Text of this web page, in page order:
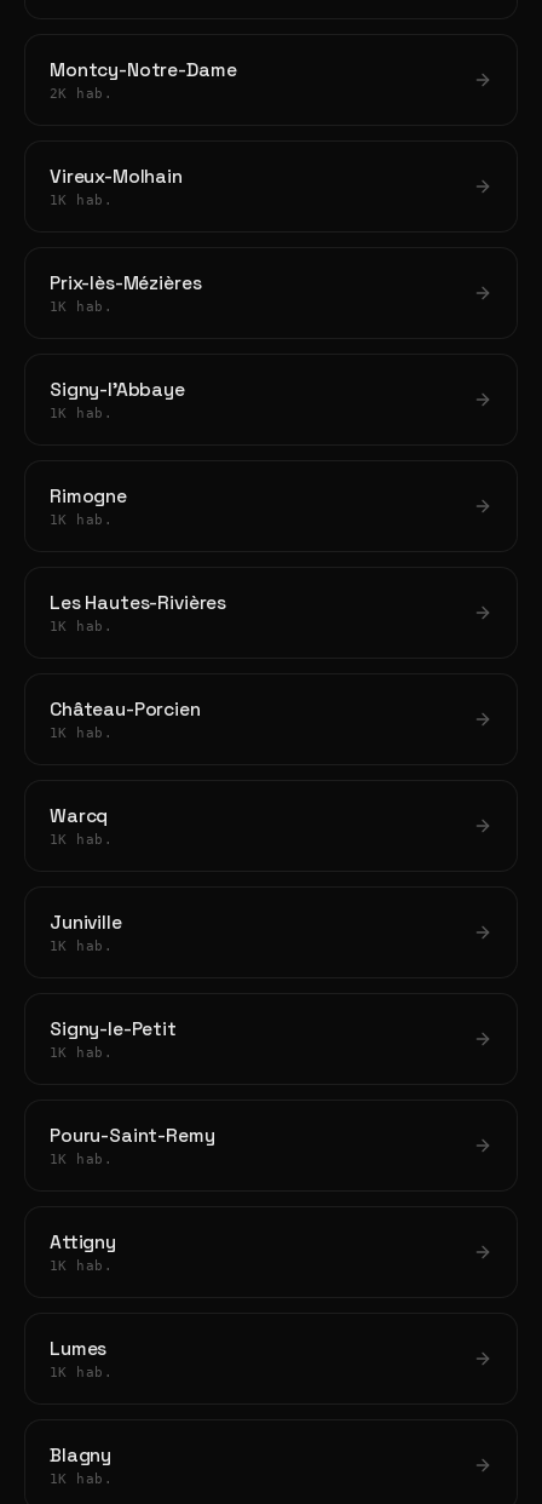
Montcy-Notre-Dame
2K hab.
Vireux-Molhain
1K hab.
Prix-lès-Mézières
1K hab.
Signy-l'Abbaye
1K hab.
Rimogne
1K hab.
Les Hautes-Rivières
1K hab.
Château-Porcien
1K hab.
Warcq
1K hab.
Juniville
1K hab.
Signy-le-Petit
1K hab.
Pouru-Saint-Remy
1K hab.
Attigny
1K hab.
Lumes
1K hab.
Blagny
1K hab.